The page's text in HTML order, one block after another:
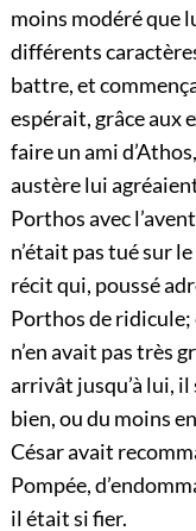
moins modéré que
différents
battre, et
espérait, grâce aux
faire un ami
austère lui
Porthos avec
n’était pas tué sur
récit qui, poussé
Porthos de
n’en avait pas très
arrivât jusqu’à lui, il
bien, ou du moins
César avait
Pompée,
il était si fier.